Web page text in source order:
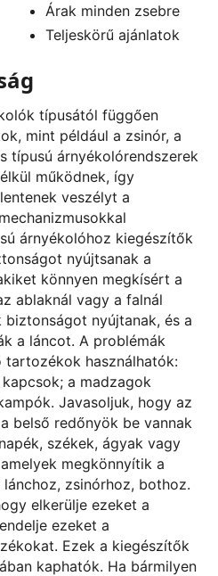
Árak minden zsebre
Teljeskörű ajánlatok
típusától függően
mint például a zsinór, a
típusú árnyékolórendszerek
működnek, így
veszélyt a
árnyékolóhoz kiegészítők
nyújtsanak a
könnyen megkísért a
ablaknál vagy a falnál
nyújtanak, és a
a láncot. A problémák
tartozékok használhatók:
a madzagok
Javasoljuk, hogy az
belső redőnyök be vannak
székek, ágyak vagy
megkönnyítik a
zsinórhoz, bothoz.
elkerülje ezeket a
ezeket a
Ezek a kiegészítők
kaphatók. Ha bármilyen